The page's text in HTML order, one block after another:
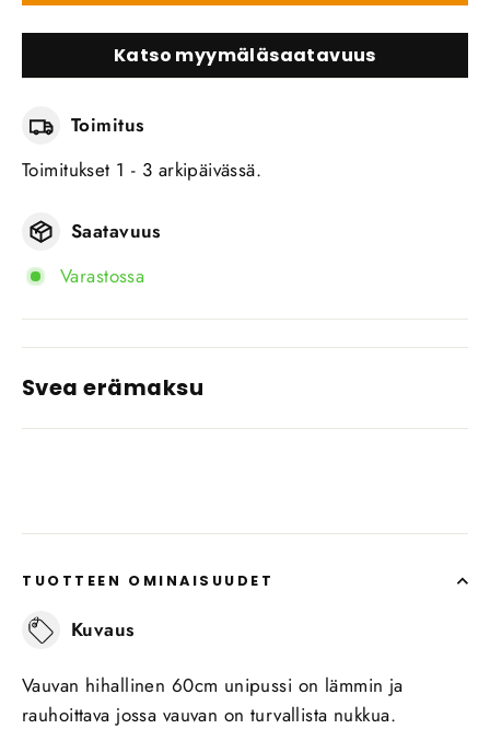
Katso myymäläsaatavuus
Toimitus
Toimitukset 1 - 3 arkipäivässä.
Saatavuus
Varastossa
Svea erämaksu
TUOTTEEN OMINAISUUDET
Kuvaus
Vauvan hihallinen 60cm unipussi on lämmin ja
rauhoittava jossa vauvan on turvallista nukkua.